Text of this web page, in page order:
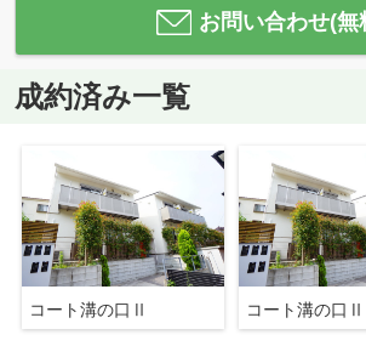
お問い合わせ(無
成約済み一覧
コート溝の口Ⅱ コート溝の口Ⅱ